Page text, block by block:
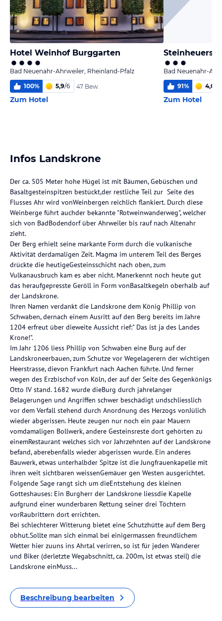
Hotel Weinhof Burggarten
Bad Neuenahr-Ahrweiler, Rheinland-Pfalz
100% 5,9/6 47 Bew.
Zum Hotel
Bad Neuenahr-
91% 4,0
Zum Hotel
Infos Landskrone
Der ca. 505 Meter hohe Hügel ist mit Bäumen, Gebüschen und
Basaltgesteinspitzen bestückt,der restliche Teil zur Seite des
Flusses Ahr wird vonWeinbergen reichlich flankiert. Durch diese
Weinberge führt auchder bekannte "Rotweinwanderweg", welcher
sich von BadBodendorf über Ahrweiler bis rauf nach Altenahr
zieht.
Der Berg erhielt seine markante Form durch die vulkanische
Aktivität derdamaligen Zeit. Magma im unterem Teil des Berges
drückte die heutigeGesteinsschicht nach oben, zum
Vulkanausbruch kam es aber nicht. Manerkennt noch heute gut
das heraufgepresste Geröll in Form vonBasaltkegeln oberhalb auf
der Landskrone.
Ihren Namen verdankt die Landskrone dem König Phillip von
Schwaben, dernach einem Ausritt auf den Berg bereits im Jahre
1204 erfreut über dieweite Aussicht rief:" Das ist ja des Landes
Krone!".
Im Jahr 1206 liess Phillip von Schwaben eine Burg auf der
Landskroneerbauen, zum Schutze vor Wegelagerern der wichtigen
Heerstrasse, dievon Frankfurt nach Aachen führte. Und ferner
wegen des Erzbischof von Köln, der auf der Seite des Gegenkönigs
Otto IV stand. 1682 wurde dieBurg durch jahrelanger
Belagerungen und Angriffen schwer beschädigt undschliesslich
vor dem Verfall stehend durch Anordnung des Herzogs vonJülich
wieder abgerissen. Heute zeugen nur noch ein paar Mauern
vomdamaligen Bollwerk, andere Gesteinsreste dort gehörten zu
einemRestaurant welches sich vor Jahrzehnten auf der Landskrone
befand, aberebenfalls wieder abgerissen wurde. Ein anderes
Bauwerk, etwas unterhalbder Spitze ist die Jungfrauenkapelle mit
ihren weit sichtbaren weissenGemäuer gen Westen ausgerichtet.
Folgende Sage rangt sich um dieEntstehung des kleinen
Gotteshauses: Ein Burgherr der Landskrone liessdie Kapelle
aufgrund einer wunderbaren Rettung seiner drei Töchtern
vorRaubrittern dort errichten.
Bei schlechterer Witterung bietet eine Schutzhütte auf dem Berg
obhut.Sollte man sich einmal bei einigermassen freundlichem
Wetter hier zuuns ins Ahrtal verirren, so ist für jeden Wanderer
und Biker (derletzte Wegabschnitt, ca. 200m, ist etwas steil) die
Landskrone einMuss...
Beschreibung bearbeiten